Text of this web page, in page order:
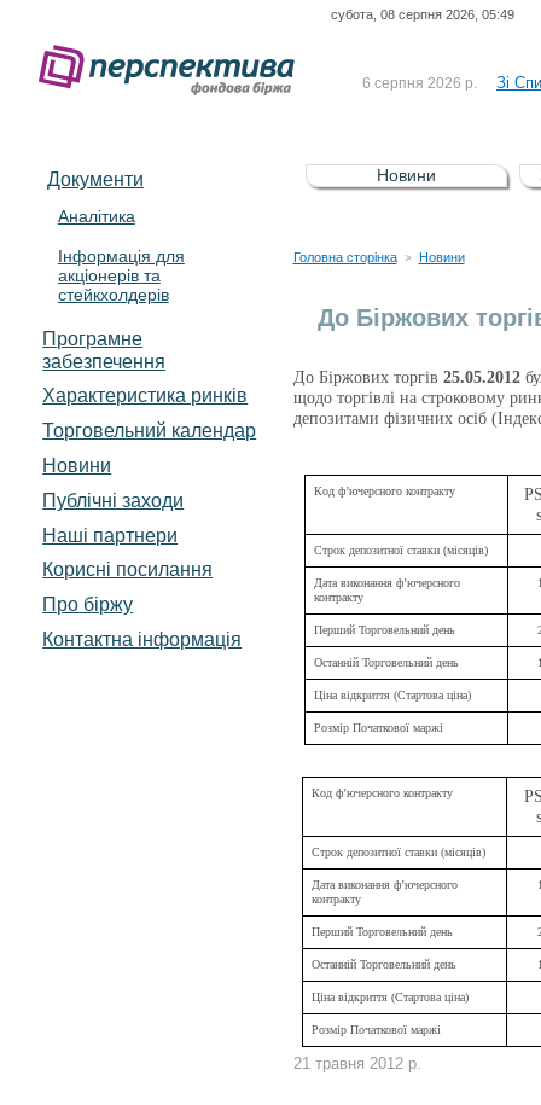
субота, 08 серпня 2026, 05:49
6 серпня 2026 р. Зі
5 серпня 2026 р.
Зі
UA4000232607)
4 серпня 2026 р.
Документи
Аналітика
Інформація для
акціонерів та
стейкхолдерів
Програмне
забезпечення
Характеристика pинків
Торговельний календар
Новини
Публічні заходи
Наші партнери
Корисні посилання
Про біржу
Контактна інформація
Новини
Головна сторінка > Новини
До Біржових
До Біржових торгів 25.05.2012
щодо торгівлі на строковому
депозитами фізичних осіб
Код ф’ючерсного контракту
Строк депозитної ставки (місяців)
Дата виконання ф’ючерсного
контракту
Перший Торговельний день
Останній Торговельний день
Ціна відкриття (Стартова ціна)
Розмір Початкової маржі
Код ф’ючерсного контракту
s
Строк депозитної ставки (місяців)
Дата виконання ф’ючерсного
контракту
Перший Торговельний день
Останній Торговельний день
Ціна відкриття (Стартова ціна)
Розмір Початкової маржі
21 травня 2012 р.